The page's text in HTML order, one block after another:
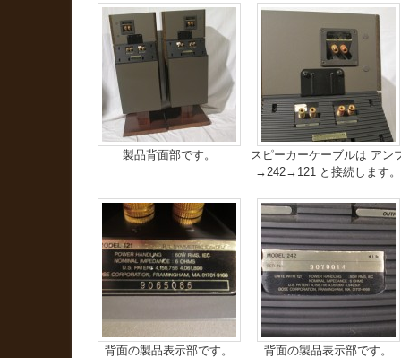
製品背面部です。
スピーカーケーブルは アン
→242→121 と接続します。
背面の製品表示部です。 背面の製品表示部です。